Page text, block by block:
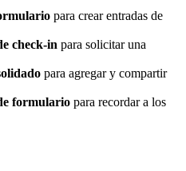
para crear entradas de
check-in para solicitar una
para agregar y compartir
formulario para recordar a los